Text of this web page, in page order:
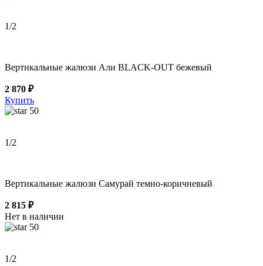
1/2
Вертикальные жалюзи Али BLACK-OUT бежевый
2 870 ₽
Купить
50
1/2
Вертикальные жалюзи Самурай темно-коричневый
2 815 ₽
Нет в наличии
50
1/2